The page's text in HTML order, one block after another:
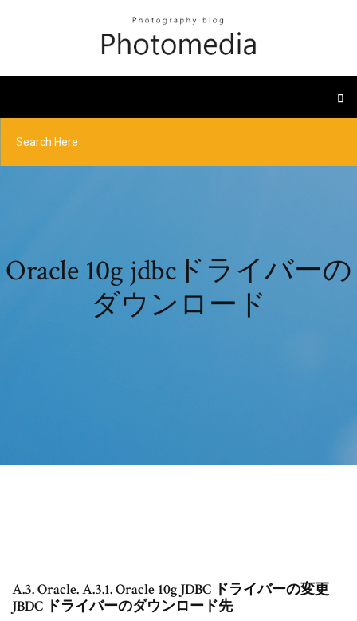
Oracle 10g jdbcドライバーの
ダウンロード
A.3. Oracle. A.3.1. Oracle 10g JDBC ドライバーの変更
JBDC ドライバーのダウンロード先